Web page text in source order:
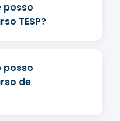
posso
TESP?
posso
de